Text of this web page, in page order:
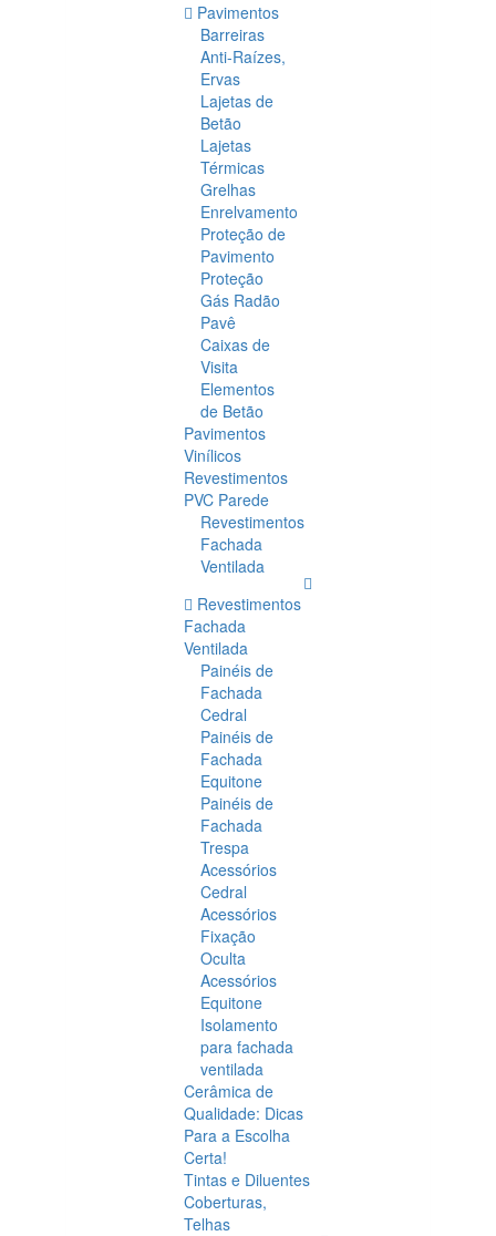
Pavimentos
Barreiras
Anti-Raízes,
Ervas
Lajetas de
Betão
Lajetas
Térmicas
Grelhas
Enrelvamento
Proteção de
Pavimento
Proteção
Gás Radão
Pavê
Caixas de
Visita
Elementos
de Betão
Pavimentos
Vinílicos
Revestimentos
PVC Parede
Revestimentos
Fachada
Ventilada
Revestimentos
Fachada
Ventilada
Painéis de
Fachada
Cedral
Painéis de
Fachada
Equitone
Painéis de
Fachada
Trespa
Acessórios
Cedral
Acessórios
Fixação
Oculta
Acessórios
Equitone
Isolamento
para fachada
ventilada
Cerâmica de
Qualidade: Dicas
Para a Escolha
Certa!
Tintas e Diluentes
Coberturas,
Telhas